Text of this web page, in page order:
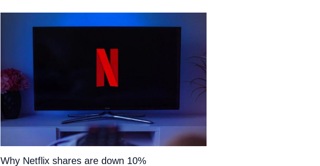
Why Netflix shares are down 10%